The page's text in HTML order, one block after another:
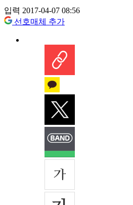
입력 2017-04-07 08:56
선호매체 추가